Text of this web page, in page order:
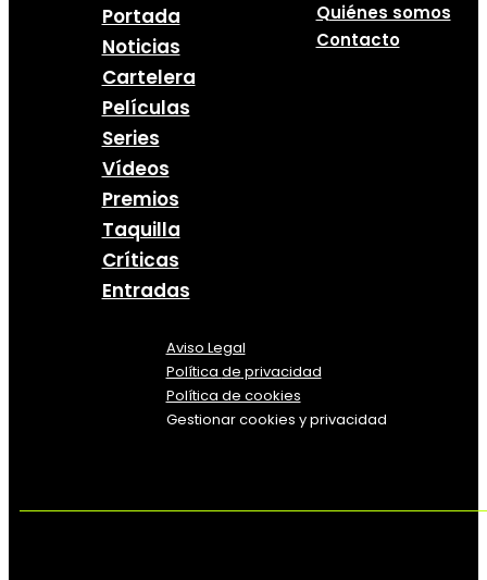
Portada
Noticias
Cartelera
Películas
Series
Vídeos
Premios
Taquilla
Críticas
Entradas
Quiénes somos
Contacto
Aviso Legal
Política de privacidad
Política de cookies
Gestionar cookies y privacidad